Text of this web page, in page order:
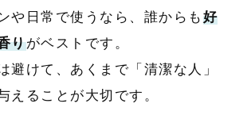
や日常で使うなら、誰からも 好
りがベストです。
避けて、あくまで「清潔な人」
えることが大切です。